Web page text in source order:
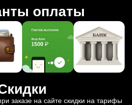
оплаты
заказе на сайте скидки на тарифы